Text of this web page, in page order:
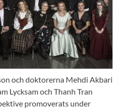
och doktorerna Mehdi Akbari
Lycksam och Thanh Tran
promoverats under